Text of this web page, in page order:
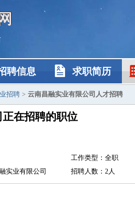
聘信息 求职简历
招聘 > 云南昌融实业有限公司人才招聘
在招聘的职位
工作类型：全职
实业有限公司
招聘人数：2人